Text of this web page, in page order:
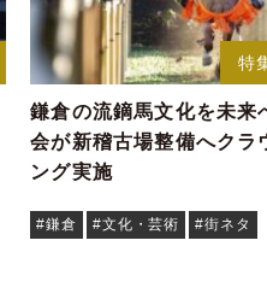
特
鎌倉の流鏑馬文化を未
会が新稽古場整備へクラ
ング実施
#鎌倉 #文化・芸術 #街ネタ